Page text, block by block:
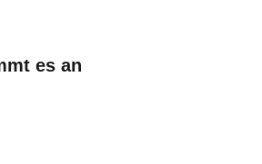
es an